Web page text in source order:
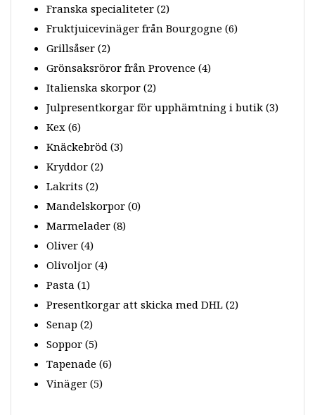
Franska specialiteter (2)
Fruktjuicevinäger från Bourgogne (6)
Grillsåser (2)
Grönsaksröror från Provence (4)
Italienska skorpor (2)
Julpresentkorgar för upphämtning i butik (3)
Kex (6)
Knäckebröd (3)
Kryddor (2)
Lakrits (2)
Mandelskorpor (0)
Marmelader (8)
Oliver (4)
Olivoljor (4)
Pasta (1)
Presentkorgar att skicka med DHL (2)
Senap (2)
Soppor (5)
Tapenade (6)
Vinäger (5)